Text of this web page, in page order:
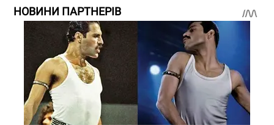
НОВИНИ ПАРТНЕРІВ